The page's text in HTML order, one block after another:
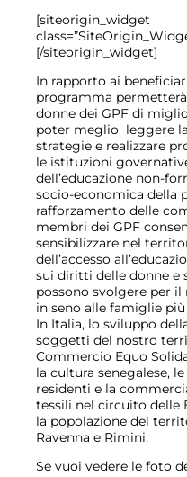
[siteorigin_widget
[/siteorigin_widget]
In rapporto ai
programma permetterà
donne dei GPF di
poter meglio leggere
strategie e realizzare
le istituzioni
dell’educazione non-
socio-economica della
rafforzamento delle
membri dei GPF
sensibilizzare nel
dell’accesso
sui diritti delle donne e
possono svolgere per
in seno alle famiglie
In Italia, lo sviluppo
soggetti del nostro
Commercio Equo
la cultura senegalese,
residenti e la
tessili nel circuito delle
la popolazione del
Ravenna e Rimini.
Se vuoi vedere le foto